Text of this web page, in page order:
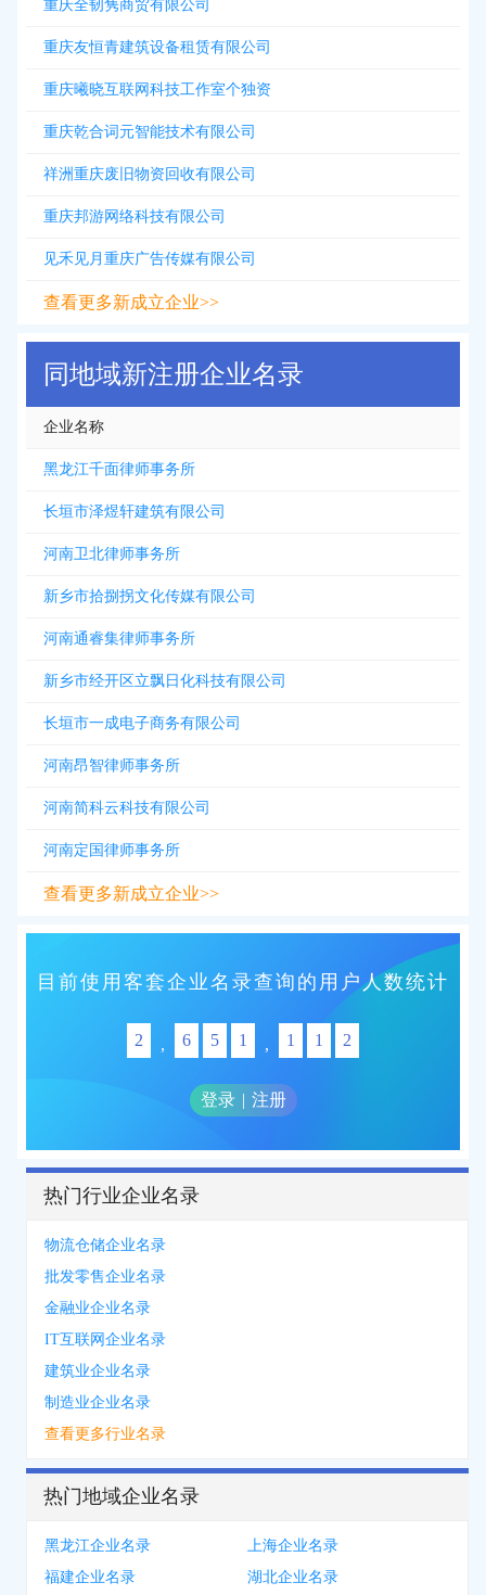
重庆全韧隽商贸有限公司
重庆友恒青建筑设备租赁有限公司
重庆曦晓互联网科技工作室个独资
重庆乾合词元智能技术有限公司
祥洲重庆废旧物资回收有限公司
重庆邦游网络科技有限公司
见禾见月重庆广告传媒有限公司
查看更多新成立企业>>
同地域新注册企业名录
企业名称
黑龙江千面律师事务所
长垣市泽煜轩建筑有限公司
河南卫北律师事务所
新乡市拾捌拐文化传媒有限公司
河南通睿集律师事务所
新乡市经开区立飘日化科技有限公司
长垣市一成电子商务有限公司
河南昂智律师事务所
河南简科云科技有限公司
河南定国律师事务所
查看更多新成立企业>>
目前使用客套企业名录查询的用户人数统计
2 , 6 5 1 , 1 1 2
登录 | 注册
热门行业企业名录
物流仓储企业名录
批发零售企业名录
金融业企业名录
IT互联网企业名录
建筑业企业名录
制造业企业名录
查看更多行业名录
热门地域企业名录
黑龙江企业名录
上海企业名录
福建企业名录
湖北企业名录